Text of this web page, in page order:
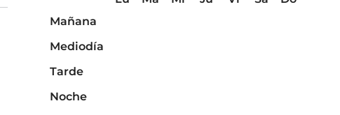
Mañana
Mediodía
Tarde
Noche